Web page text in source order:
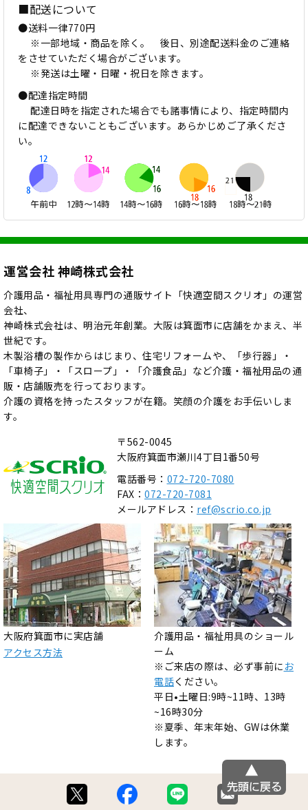
■配送について
●送料一律770円
※一部地域・商品を除く。 後日、別途配送料金のご連絡
をさせていただく場合がございます。
※発送は土曜・日曜・祝日を除きます。
●配達指定時間
配達日時を指定された場合でも諸事情により、指定時間内
に配達できないこともございます。あらかじめご了承くださ
い。
運営会社 神崎株式会社
介護用品・福祉用具専門の通販サイト「快適空間スクリオ」の運営
会社、
神崎株式会社は、明治元年創業。大阪は箕面市に店舗をかまえ、半
世紀です。
木製浴槽の製作からはじまり、住宅リフォームや、「歩行器」・
「車椅子」・「スロープ」・「介護食品」など介護・福祉用品の通
販・店舗販売を行っております。
介護の資格を持ったスタッフが在籍。笑顔の介護をお手伝いしま
す。
〒562-0045
大阪府箕面市瀬川4丁目1番50号
電話番号： 072-720-7080
FAX： 072-720-7081
メールアドレス： ref@scrio.co.jp
大阪府箕面市に実店舗
アクセス方法
介護用品・福祉用具のショール
ーム
※ご来店の際は、必ず事前に お
電話ください。
平日•土曜日:9時~11時、13時
~16時30分
※夏季、年末年始、GWは休業
します。